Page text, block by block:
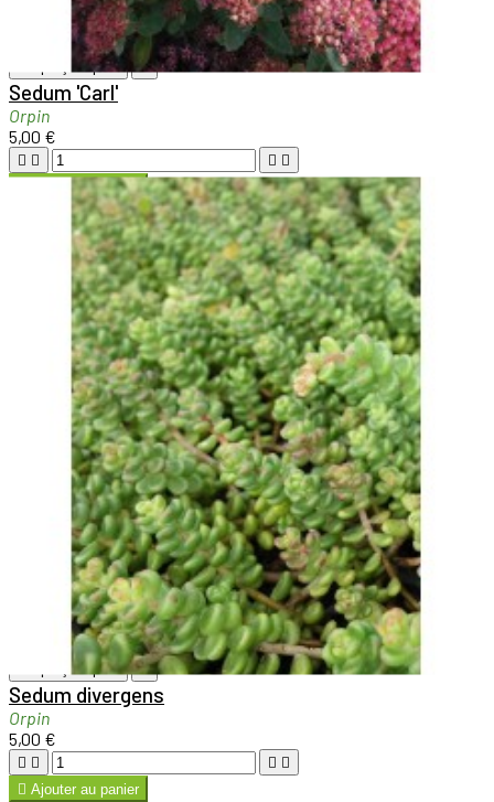
Aperçu rapide 
Sedum 'Carl'
Orpin
5,00 €
   
Ajouter au panier
Aperçu rapide 
Sedum divergens
Orpin
5,00 €
   
 Ajouter au panier